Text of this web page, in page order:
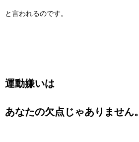
と言われるのです。
運動嫌いは
あなたの欠点じゃありません。